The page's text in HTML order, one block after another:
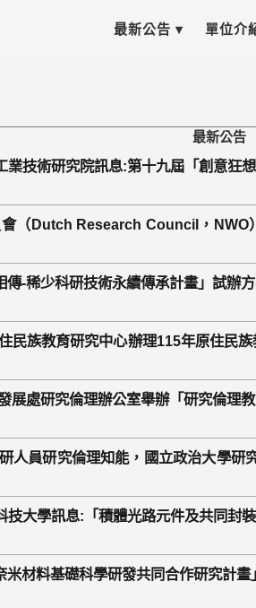
最新公告
業技術研究院訊息:第十九屆「創意狂
（Dutch Research Council，NWO
請。
傳-稀少科研技術永續傳承計畫」試辦
民族教育研究中心辦理115年原住民
展處研究倫理辦公室舉辦「研究倫理
人員研究倫理知能，國立政治大學研
教育訓練」，活動訊息詳如說明，歡
技大學訊息:「積體光路元件及共同封
米材料基礎科學研發共同合作研究計畫
最新公告 ▾ 單位介